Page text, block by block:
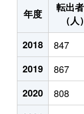
年度
転出
（人）
2018
847
2019
867
2020
808